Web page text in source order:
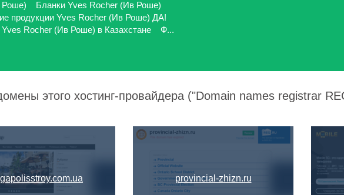
Роше) Бланки Yves Rocher (Ив Роше)
продукции Yves Rocher (Ив Роше) ДА!
Yves Rocher (Ив Роше) в Казахстане Ф...
этого хостинг-провайдера ("Domain names registrar
provincial-zhizn.ru